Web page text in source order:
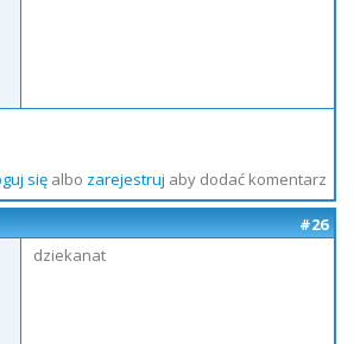
sięalbo zarejestruj aby dodać komentarz
#26
dziekanat